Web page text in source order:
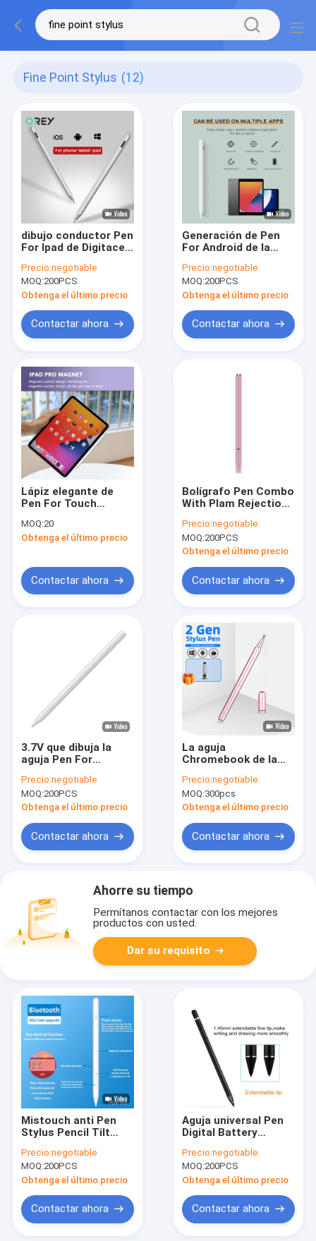
Fine Point Stylus (12)
dibujo conductor Pen
For Ipad de Digitaces
fino de 1.6m m
Pixelpoint
Precio:negotiable
MOQ:200PCS
Obtenga el último precio
Contactar ahora
Generación de Pen
For Android de la
celular del punto fino
del ODM 164m m 5ta
Precio:negotiable
MOQ:200PCS
Obtenga el último precio
Contactar ahora
Lápiz elegante de
Pen For Touch
aguja de Digitaces
del punto fino
MOQ:20
Obtenga el último precio
Contactar ahora
Bolígrafo Pen Combo
With Plam Rejection
pantalla táctil del
OEM
Precio:negotiable
MOQ:200PCS
Obtenga el último precio
Contactar ahora
3.7V que dibuja la
aguja Pen For
de Bluetooth
Precio:negotiable
MOQ:200PCS
Obtenga el último precio
Contactar ahora
La aguja
Chromebook de la
a lápiz el dibujo Pen
For Laptop
Precio:negotiable
MOQ:300pcs
Obtenga el último precio
Contactar ahora
Ahorre su tiempo
Permítanos contactar con los mejores
productos con usted.
Dar su requisito
Mistouch anti Pen
Stylus Pencil Tilt
activo 90mAh
Precio:negotiable
MOQ:200PCS
Obtenga el último precio
Contactar ahora
Aguja universal Pen
Digital Battery
capacitivo activo 5V
Precio:negotiable
MOQ:200PCS
Obtenga el último precio
Contactar ahora